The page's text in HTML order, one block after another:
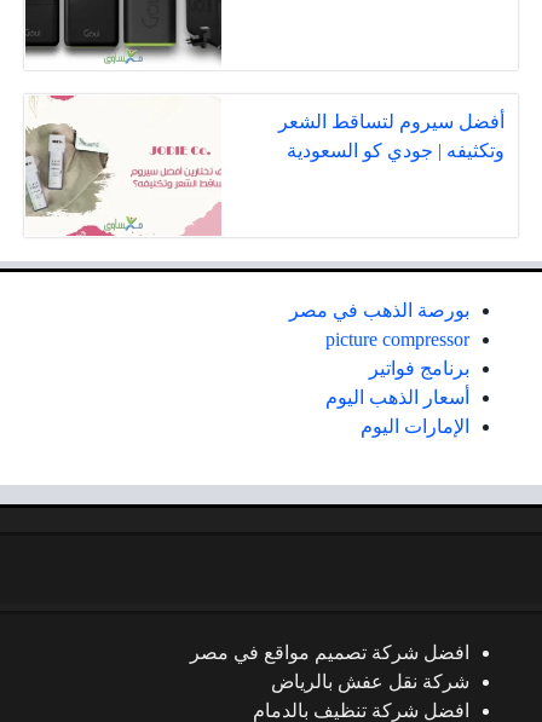
أفضل سيروم لتساقط الشعر
وتكثيفه | جودي كو السعودية
بورصة الذهب في مصر
picture compressor
برنامج فواتير
أسعار الذهب اليوم
الإمارات اليوم
افضل شركة تصميم مواقع في مصر
شركة نقل عفش بالرياض
افضل شركة تنظيف بالدمام